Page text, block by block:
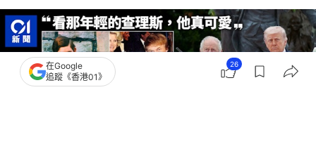
在Google
追蹤《香港01》
26